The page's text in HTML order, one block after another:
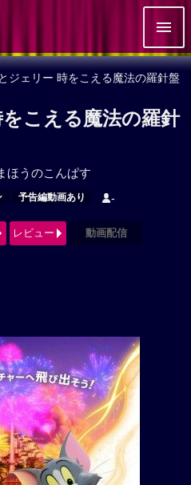
ジェリー 時をこえる魔法の羅針盤
こえる魔法の羅針
ほうのこんぱす
予告編動画あり -
レビュー 動画配信